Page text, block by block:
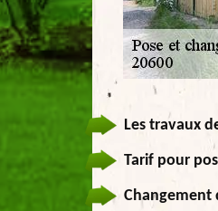
Les travaux
Tarif pour
Changement